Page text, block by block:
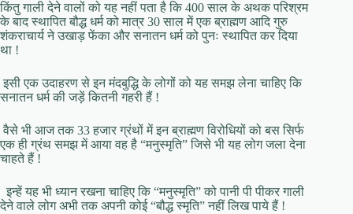
किंतु गाली देने वालों को यह नहीं पता है कि 400 साल के अथक परिश्रम
के बाद स्थापित बौद्ध धर्म को मात्र 30 साल में एक ब्राह्मण आदि गुरु
शंकराचार्य ने उखाड़ फेंका और सनातन धर्म को पुनः स्थापित कर दिया
था !
इसी एक उदाहरण से इन मंदबुद्धि के लोगों को यह समझ लेना चाहिए कि
सनातन धर्म की जड़ें कितनी गहरी हैं !
वैसे भी आज तक 33 हजार ग्रंथों में इन ब्राह्मण विरोधियों को बस सिर्फ
एक ही ग्रंथ समझ में आया वह है “मनुस्मृति” जिसे भी यह लोग जला देना
चाहते हैं !
इन्हें यह भी ध्यान रखना चाहिए कि “मनुस्मृति” को पानी पी पीकर गाली
देने वाले लोग अभी तक अपनी कोई “बौद्ध स्मृति” नहीं लिख पाये हैं !